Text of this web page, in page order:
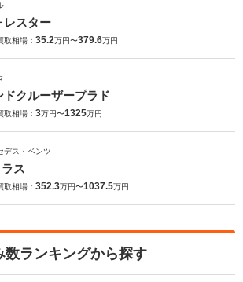
レスター
取相場： 35.2万円〜379.6万円
ドクルーザープラド
取相場： 3万円〜1325万円
デス・ベンツ
ス
取相場： 352.3万円〜1037.5万円
数ランキングから探す